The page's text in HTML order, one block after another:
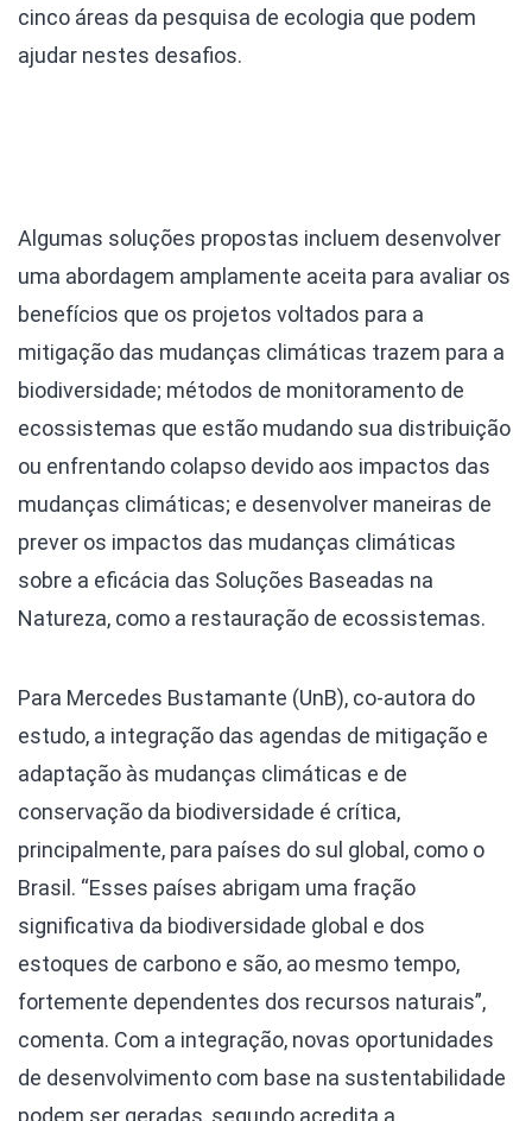
cinco áreas da pesquisa de ecologia que podem
ajudar nestes desafios.
Algumas soluções propostas incluem desenvolver
uma abordagem amplamente aceita para avaliar os
benefícios que os projetos voltados para a
mitigação das mudanças climáticas trazem para a
biodiversidade; métodos de monitoramento de
ecossistemas que estão mudando sua distribuição
ou enfrentando colapso devido aos impactos das
mudanças climáticas; e desenvolver maneiras de
prever os impactos das mudanças climáticas
sobre a eficácia das Soluções Baseadas na
Natureza, como a restauração de ecossistemas.
Para Mercedes Bustamante (UnB), co-autora do
estudo, a integração das agendas de mitigação e
adaptação às mudanças climáticas e de
conservação da biodiversidade é crítica,
principalmente, para países do sul global, como o
Brasil. “Esses países abrigam uma fração
significativa da biodiversidade global e dos
estoques de carbono e são, ao mesmo tempo,
fortemente dependentes dos recursos naturais”,
comenta. Com a integração, novas oportunidades
de desenvolvimento com base na sustentabilidade